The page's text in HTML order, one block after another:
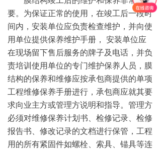
要。为保证正常的使用，在竣工后一段时
间内，安装单位应负责检查维护，并向使
用单位提供保养维护手册， 安装单位应
在现场留下售后服务的牌子及电话，并负
责培训使用单位的专门维护保养人员，膜
结构的保养和维修应按承包商提供的单项
工程维修保养手册进行，承包商应就其要
求向业主方或管理方说明和指导。管理方
必须对维修保养计划书、检修记录、检修
报告书、修改记录的文档进行保管，工程
用的所有紧固件如螺栓、索具、锚具等连